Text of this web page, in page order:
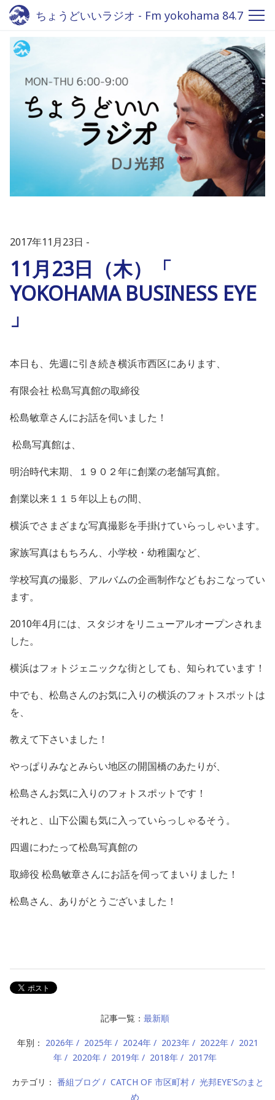
ちょうどいいラジオ - Fm yokohama 84.7
2017年11月23日
11月23日（木）「
YOKOHAMA BUSINESS EYE
」
本日も、先週に引き続き横浜市西区にあります、
有限会社 松島写真館の取締役
松島敏章さんにお話を伺いました！
松島写真館は、
明治時代末期、１９０２年に創業の老舗写真館。
創業以来１１５年以上もの間、
横浜でさまざまな写真撮影を手掛けていらっしゃいます。
家族写真はもちろん、小学校・幼稚園など、
学校写真の撮影、アルバムの企画制作などもおこなってい
ます。
2010年4月には、スタジオをリニューアルオープンされま
した。
横浜はフォトジェニックな街としても、知られています！
中でも、松島さんのお気に入りの横浜のフォトスポットは
を、
教えて下さいました！
やっぱりみなとみらい地区の開国橋のあたりが、
松島さんお気に入りのフォトスポットです！
それと、山下公園も気に入っていらっしゃるそう。
四週にわたって松島写真館の
取締役 松島敏章さんにお話を伺ってまいりました！
松島さん、ありがとうございました！
記事一覧： 最新順
年別： 2026年 2025年 2024年 2023年 2022年
2021
年
2020年 2019年 2018年 2017年
カテゴリ： 番組ブログ CATCH OF 市区町村
光邦EYE'Sのまと
め